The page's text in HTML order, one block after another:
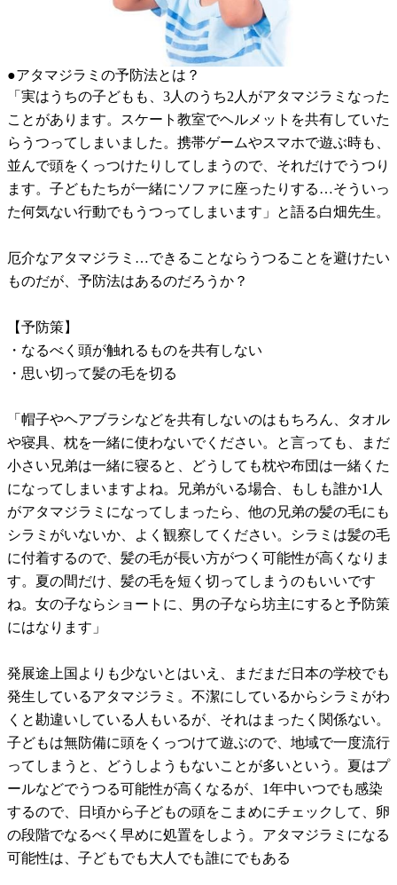
●アタマジラミの予防法とは？
「実はうちの子どもも、3人のうち2人がアタマジラミなった
ことがあります。スケート教室でヘルメットを共有していた
らうつってしまいました。携帯ゲームやスマホで遊ぶ時も、
並んで頭をくっつけたりしてしまうので、それだけでうつり
ます。子どもたちが一緒にソファに座ったりする…そういっ
た何気ない行動でもうつってしまいます」と語る白畑先生。
厄介なアタマジラミ…できることならうつることを避けたい
ものだが、予防法はあるのだろうか？
【予防策】
・なるべく頭が触れるものを共有しない
・思い切って髪の毛を切る
「帽子やヘアブラシなどを共有しないのはもちろん、タオル
や寝具、枕を一緒に使わないでください。と言っても、まだ
小さい兄弟は一緒に寝ると、どうしても枕や布団は一緒くた
になってしまいますよね。兄弟がいる場合、もしも誰か1人
がアタマジラミになってしまったら、他の兄弟の髪の毛にも
シラミがいないか、よく観察してください。シラミは髪の毛
に付着するので、髪の毛が長い方がつく可能性が高くなりま
す。夏の間だけ、髪の毛を短く切ってしまうのもいいです
ね。女の子ならショートに、男の子なら坊主にすると予防策
にはなります」
発展途上国よりも少ないとはいえ、まだまだ日本の学校でも
発生しているアタマジラミ。不潔にしているからシラミがわ
くと勘違いしている人もいるが、それはまったく関係ない。
子どもは無防備に頭をくっつけて遊ぶので、地域で一度流行
ってしまうと、どうしようもないことが多いという。夏はプ
ールなどでうつる可能性が高くなるが、1年中いつでも感染
するので、日頃から子どもの頭をこまめにチェックして、卵
の段階でなるべく早めに処置をしよう。アタマジラミになる
可能性は、子どもでも大人でも誰にでもある